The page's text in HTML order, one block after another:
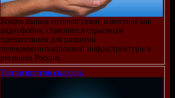
Боязнь вышек сотовой связи, известная как
радиофобия, становится серьезным
препятствием для развития
телекоммуникационной инфраструктуры в
регионах России.
Титан против складок